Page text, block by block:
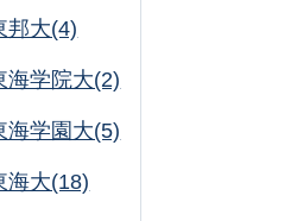
邦大(4)
海学院大(2)
海学園大(5)
海大(18)